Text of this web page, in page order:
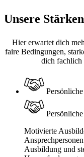
Unsere Stärken
Hier erwartet dich
faire Bedingungen,
dich fachlich
Motivierte
Ausbildung und